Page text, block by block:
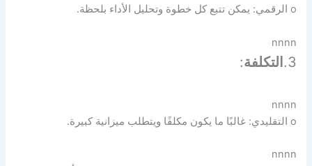
o الرقمي: يمكن تتبع كل خطوة وتحليل الأداء بلحظة.
nnnn
3. التكلفة:
nnnn
o التقليدي: غالبًا ما يكون مكلفًا ويتطلب ميزانية كبيرة.
nnnn